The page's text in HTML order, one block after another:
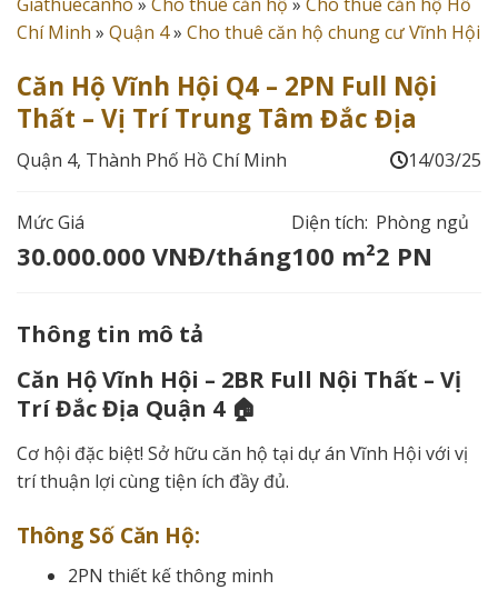
Chí Minh » Quận 4» Cho thuê căn hộ chung cư Vĩnh Hội
Căn Hộ Vĩnh Hội Q4 – 2PN Full Nội
Thất – Vị Trí Trung Tâm Đắc Địa
Quận 4, Thành Phố Hồ Chí Minh 14/03/25
Mức Giá
30.000.000 VNĐ/tháng
Diện tích:
100 m²
Phòng ngủ
2 PN
Thông tin mô tả
Căn Hộ Vĩnh Hội – 2BR Full Nội Thất – Vị
Trí Đắc Địa Quận 4 🏠
Cơ hội đặc biệt! Sở hữu căn hộ tại dự án Vĩnh Hội với vị
trí thuận lợi cùng tiện ích đầy đủ.
Thông Số Căn Hộ:
2PN thiết kế thông minh